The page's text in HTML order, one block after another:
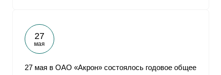
27
мая
27 мая в ОАО «Акрон» состоялось годовое общее